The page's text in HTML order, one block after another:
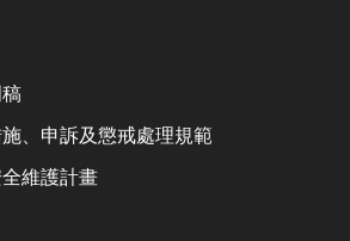
、申訴及懲戒處理規範
維護計畫